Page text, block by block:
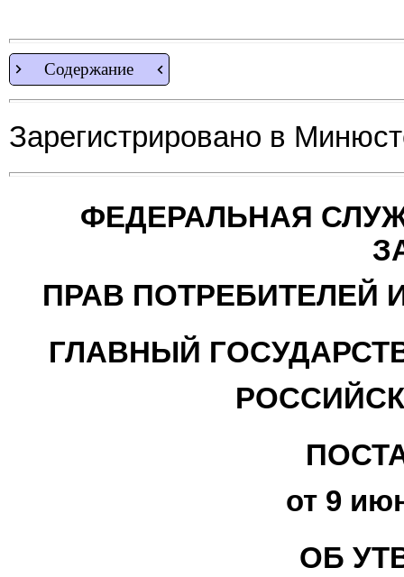
Содержание
Зарегистрировано в
ФЕДЕРАЛЬНАЯ
ПРАВ ПОТРЕБИТЕЛЕЙ
ГЛАВНЫЙ
от 9
ОБ